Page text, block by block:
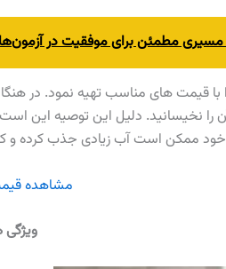
مسیری مطمئن برای موفقیت در
قیمت های مناسب تهیه نمود. در
نخیسانید. دلیل این توصیه این
مشاهده
ویژگی